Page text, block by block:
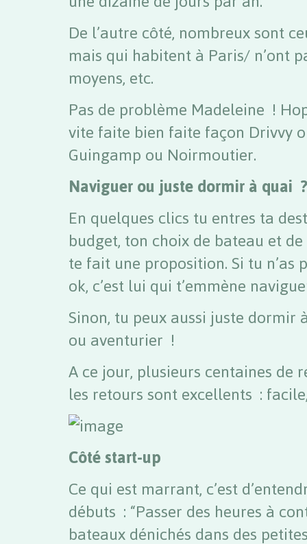
De l’autre côté, nombreux sont
mais qui habitent à Paris/ n’ont
moyens, etc.
Pas de problème Madeleine !
vite faite bien faite façon Drivvy
Guingamp ou Noirmoutier.
Naviguer ou juste dormir à quai ?
En quelques clics tu entres ta
budget, ton choix de bateau et
te fait une proposition. Si tu n’as
ok, c’est lui qui t’emmène
Sinon, tu peux aussi juste dormir
ou aventurier !
A ce jour, plusieurs centaines de
les retours sont excellents :
Côté start-up
Ce qui est marrant, c’est
débuts : “Passer des heures à
bateaux dénichés dans des